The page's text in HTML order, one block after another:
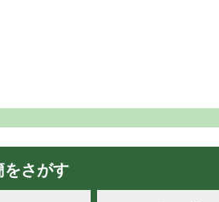
をさがす